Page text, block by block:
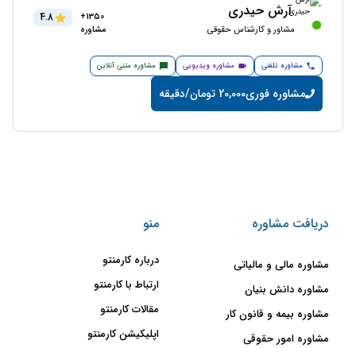
آرش حیدری
مشاور و کارشناس حقوقی
1350+
مشاوره
4.8
مشاوره تلفنی مشاوره ویدیویی مشاوره متنی آنلاین
مشاوره فوری20,000 تومان/دقیقه
دریافت مشاوره
مشاوره مالی و مالیاتی
مشاوره دانش بنیان
مشاوره بیمه و قانون کار
مشاوره امور حقوقی
منو
درباره کارمنتو
ارتباط با کارمنتو
مقالات کارمنتو
اپلیکیشن کارمنتو